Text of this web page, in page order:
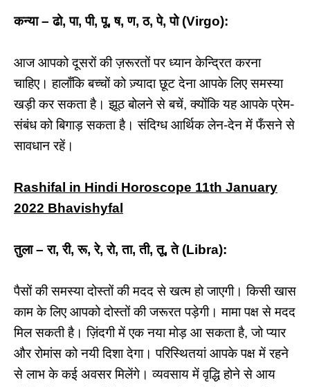
कन्या – ढो, पा, पी, पू, ष, ण, ठ, पे, पो (Virgo):
आज आपको दूसरों की ज़रूरतों पर ध्यान केन्द्रित करना
चाहिए। हालाँकि बच्चों को ज़्यादा छूट देना आपके लिए समस्या
खड़ी कर सकता है। झूठ बोलने से बचें, क्योंकि यह आपके प्रेम-
संबंध को बिगाड़ सकता है। संदिग्ध आर्थिक लेन-देन में फँसने से
सावधान रहें।
Rashifal in Hindi Horoscope 11th January
2022 Bhavishyfal
तुला – रा, री, रू, रे, रो, ता, ती, तू, ते (Libra):
पैसों की समस्या दोस्तों की मदद से खत्म हो जाएगी। किसी खास
काम के लिए आपको दोस्तों की जरूरत पड़ेगी। मामा पक्ष से मदद
मिल सकती है। ज़िंदगी में एक नया मोड़ आ सकता है, जो प्यार
और रोमांस को नयी दिशा देगा। परिस्थितयां आपके पक्ष में रहने
से लाभ के कई अवसर मिलेंगे। व्यवसाय में वृद्धि होने से आय